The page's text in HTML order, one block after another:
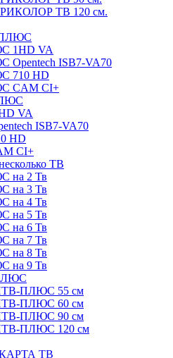
ТВ 120 см.
ПЛЮС
1HD VA
ISB7-VA70
710 HD
CAM CI+
VA
ISB7-VA70
HD
CI+
ТВ
на 2 Тв
на 3 Тв
на 4 Тв
на 5 Тв
на 6 Тв
на 7 Тв
на 8 Тв
на 9 Тв
ПЛЮС 55 см
ПЛЮС 60 см
ПЛЮС 90 см
ПЛЮС 120 см
ТВ